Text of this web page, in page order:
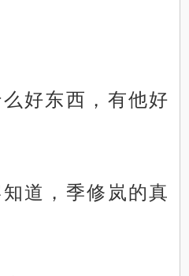
好东西，有他好
道，季修岚的真